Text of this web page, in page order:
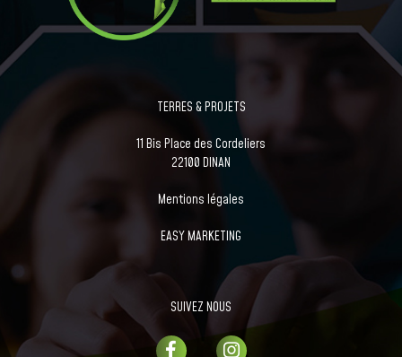
TERRES & PROJETS
11 Bis Place des Cordeliers
22100 DINAN
Mentions légales
EASY MARKETING
SUIVEZ NOUS